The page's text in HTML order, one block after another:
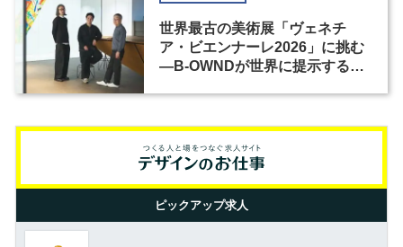
世界最古の美術展「ヴェネチ
ア・ビエンナーレ2026」に挑む
―B-OWNDが世界に提示する美
ピックアップ求人